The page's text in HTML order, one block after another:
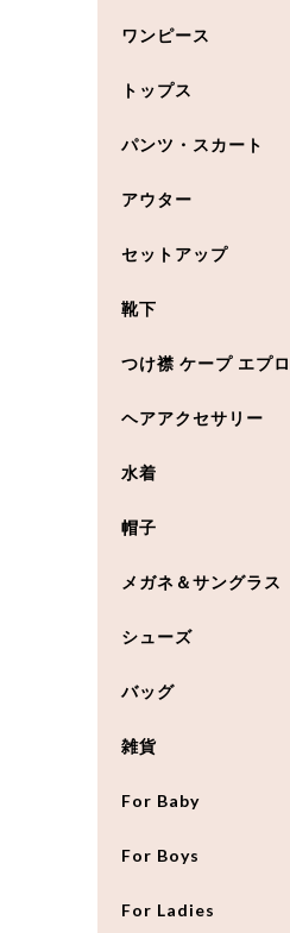
ワンピース
トップス
パンツ・スカート
アウター
セットアップ
靴下
つけ襟 ケープ エプ
ヘアアクセサリー
水着
帽子
メガネ＆サングラス
シューズ
バッグ
雑貨
For Baby
For Boys
For Ladies